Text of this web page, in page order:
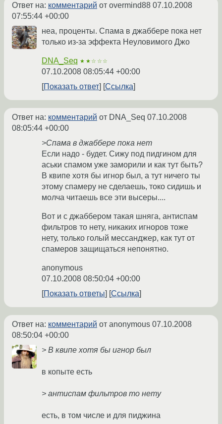
Ответ на: комментарий от overmind88 07.10.2008
07:55:44 +00:00
неа, проценты. Спама в джаббере пока нет
только из-за эффекта Неуловимого Джо
DNA_Seq ★★☆☆☆
07.10.2008 08:05:44 +00:00
Показать ответ
Ссылка
Ответ на: комментарий от DNA_Seq 07.10.2008
08:05:44 +00:00
>Спама в джаббере пока нет
Если надо - будет. Сижу под пидгином для
аськи спамом уже заморили и как тут быть?
В квипе хотя бы игнор был, а тут ничего ты
этому спамеру не сделаешь, токо сидишь и
молча читаешь все эти высеры....
Вот и с джаббером такая шняга, антиспам
фильтров то нету, никаких игноров тоже
нету, только голый мессанджер, как тут от
спамеров защищаться непонятно.
anonymous
07.10.2008 08:50:04 +00:00
Показать ответы
Ссылка
Ответ на: комментарий от anonymous 07.10.2008
08:50:04 +00:00
> В квипе хотя бы игнор был
в копыте есть
> антиспам фильтров то нету
есть, в том числе и для пиджина